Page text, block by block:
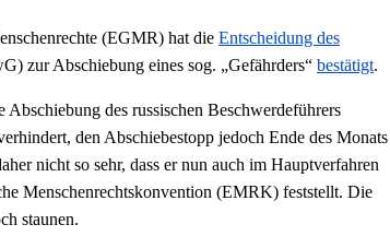
(EGMR) hat die Entscheidung des
zur Abschiebung eines sog. „Gefährders“ bestätigt.
des russischen Beschwerdeführers
den Abschiebestopp jedoch Ende des Monats
nicht so sehr, dass er nun auch im Hauptverfahren
Menschenrechtskonvention (EMRK) feststellt. Die
staunen.